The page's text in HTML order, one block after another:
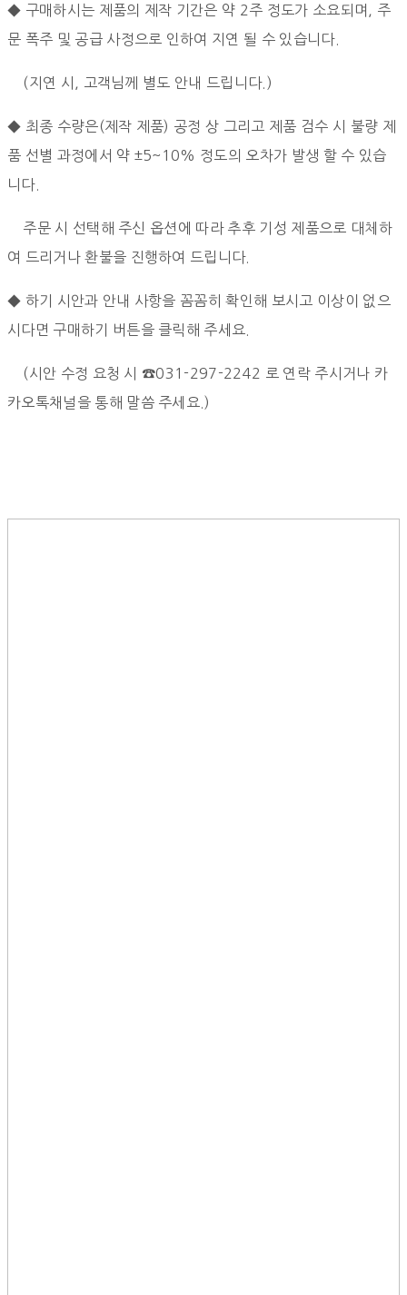
◆ 구매하시는 제품의 제작 기간은 약 2주 정도가 소요되며, 주
문 폭주 및 공급 사정으로 인하여 지연 될 수 있습니다.
(지연 시, 고객님께 별도 안내 드립니다.)
◆ 최종 수량은(제작 제품) 공정 상 그리고 제품 검수 시 불량 제
품 선별 과정에서 약 ±5~10% 정도의 오차가 발생 할 수 있습
니다.
주문 시 선택해 주신 옵션에 따라 추후 기성 제품으로 대체하
여 드리거나 환불을 진행하여 드립니다.
◆ 하기 시안과 안내 사항을 꼼꼼히 확인해 보시고 이상이 없으
시다면 구매하기 버튼을 클릭해 주세요.
(시안 수정 요청 시 ☎031-297-2242 로 연락 주시거나 카
카오톡채널을 통해 말씀 주세요.)